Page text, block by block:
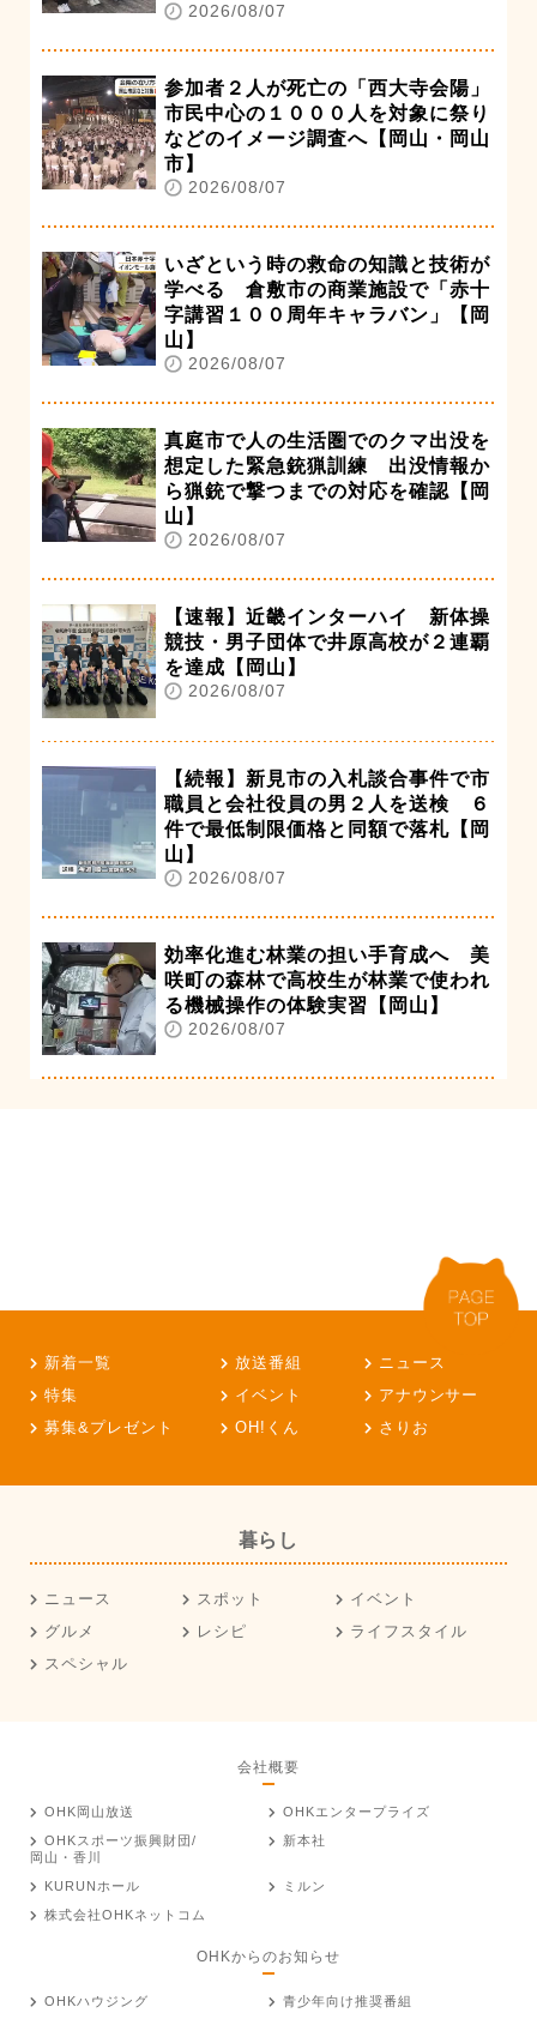
2026/08/07
参加者２人が死亡の「西大寺会陽」
市民中心の１０００人を対象に祭り
などのイメージ調査へ【岡山・岡山
市】
2026/08/07
いざという時の救命の知識と技術が
学べる 倉敷市の商業施設で「赤十
字講習１００周年キャラバン」【岡
山】
2026/08/07
真庭市で人の生活圏でのクマ出没を
想定した緊急銃猟訓練 出没情報か
ら猟銃で撃つまでの対応を確認【岡
山】
2026/08/07
【速報】近畿インターハイ 新体操
競技・男子団体で井原高校が２連覇
を達成【岡山】
2026/08/07
【続報】新見市の入札談合事件で市
職員と会社役員の男２人を送検 ６
件で最低制限価格と同額で落札【岡
山】
2026/08/07
効率化進む林業の担い手育成へ 美
咲町の森林で高校生が林業で使われ
る機械操作の体験実習【岡山】
2026/08/07
新着一覧 放送番組
ニュース
特集
イベント
アナウンサー
募集&プレゼント
OH!くん さりお
暮らし
ニュース スポット
イベント
グルメ
レシピ
ライフスタイル
スペシャル
会社概要
OHK岡山放送
OHKエンタープライズ
OHKスポーツ振興財団/
岡山・香川
新本社
KURUNホール
ミルン
株式会社OHKネットコム
OHKからのお知らせ
OHKハウジング 青少年向け推奨番組